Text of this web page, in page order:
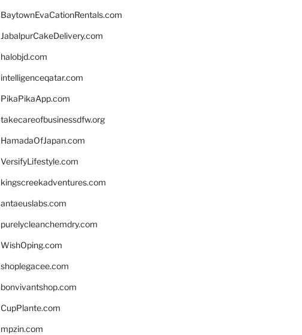
BaytownEvaCationRentals.com
JabalpurCakeDelivery.com
halobjd.com
intelligenceqatar.com
PikaPikaApp.com
takecareofbusinessdfw.org
HamadaOfJapan.com
VersifyLifestyle.com
kingscreekadventures.com
antaeuslabs.com
purelycleanchemdry.com
WishOping.com
shoplegacee.com
bonvivantshop.com
CupPlante.com
mpzin.com